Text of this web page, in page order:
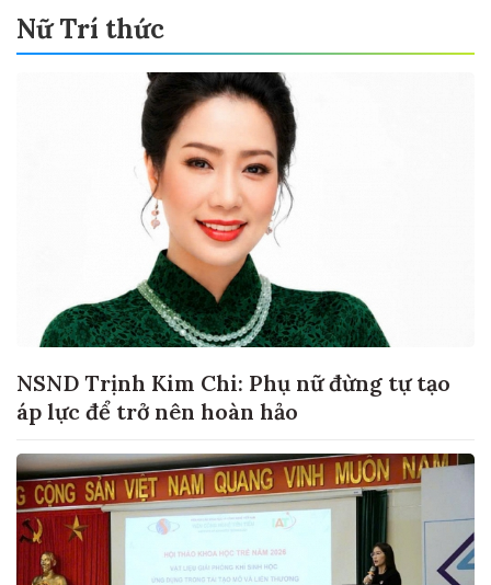
Nữ Trí thức
NSND Trịnh Kim Chi: Phụ nữ đừng tự tạo
áp lực để trở nên hoàn hảo